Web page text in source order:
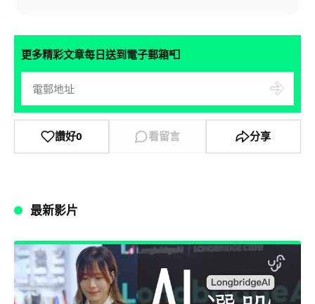
更多精彩文章每日送到電子郵箱📮
讚好0 看留言 分享
最新影片